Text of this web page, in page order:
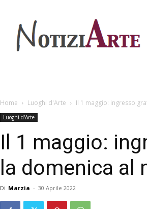
Home Luoghi d'Arte Il 1 maggio: ingresso
Luoghi d'Arte
Il 1 maggio:
la domenica al
Di Marzia - 30 Aprile 2022